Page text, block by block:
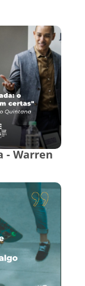
- Warren